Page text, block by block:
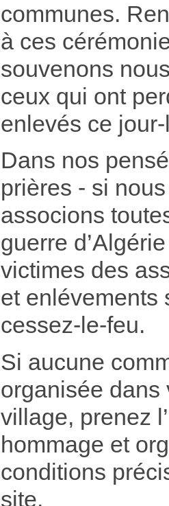
communes.
à ces
souvenons
ceux qui ont
enlevés ce
Dans nos
prières - si
associons
guerre
victimes des
et enlévements
cessez-le-feu.
Si aucune
organisée dans
village, prenez
hommage et
conditions
site.